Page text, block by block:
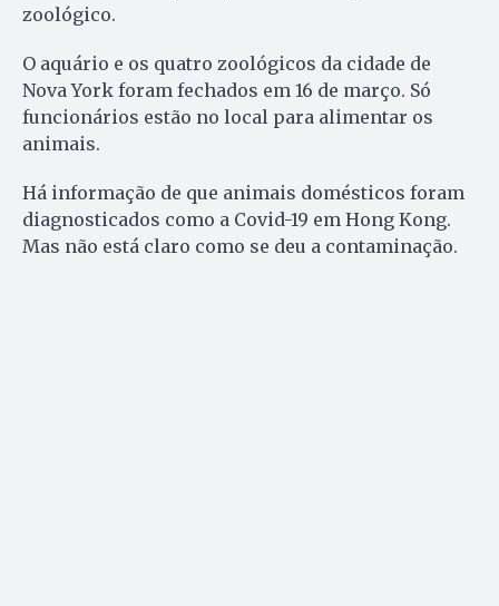
zoológico.
O aquário e os quatro zoológicos da cidade de
Nova York foram fechados em 16 de março. Só
funcionários estão no local para alimentar os
animais.
Há informação de que animais domésticos foram
diagnosticados como a Covid-19 em Hong Kong.
Mas não está claro como se deu a contaminação.